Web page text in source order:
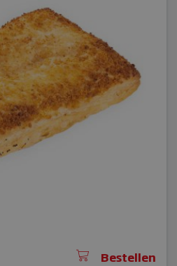
Bestellen